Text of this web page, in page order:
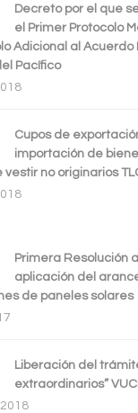
Decreto por el que
el Primer Protocolo
Adicional al Acuerdo
Pacífico
Cupos de
importación de
no originarios
Primera Resolución
aplicación del
de paneles solares
Liberación del
extraordinarios”